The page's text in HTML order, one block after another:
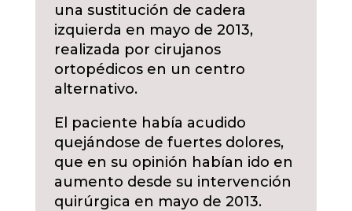
una sustitución de cadera
izquierda en mayo de 2013,
realizada por cirujanos
ortopédicos en un centro
alternativo.
El paciente había acudido
quejándose de fuertes dolores,
que en su opinión habían ido en
aumento desde su intervención
quirúrgica en mayo de 2013.